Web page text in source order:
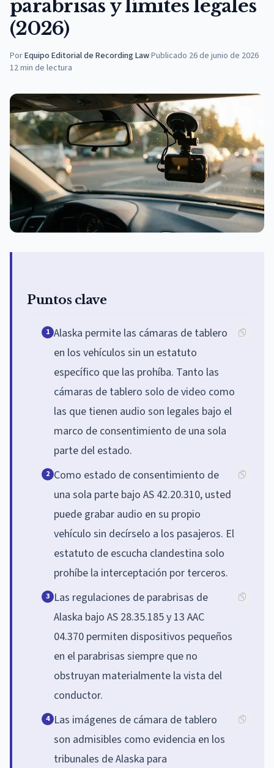
parabrisas y límites legales
(2026)
PorEquipo Editorial de Recording Law·Publicado 26 de junio de 2026
12min de lectura
Puntos clave
1 Alaska permite las cámaras de tablero
en los vehículos sin un estatuto
específico que las prohíba. Tanto las
cámaras de tablero solo de video como
las que tienen audio son legales bajo el
marco de consentimiento de una sola
parte del estado.
2 Como estado de consentimiento de
una sola parte bajo AS 42.20.310, usted
puede grabar audio en su propio
vehículo sin decírselo a los pasajeros. El
estatuto de escucha clandestina solo
prohíbe la interceptación por terceros.
3 Las regulaciones de parabrisas de
Alaska bajo AS 28.35.185 y 13 AAC
04.370 permiten dispositivos pequeños
en el parabrisas siempre que no
obstruyan materialmente la vista del
conductor.
4 Las imágenes de cámara de tablero
son admisibles como evidencia en los
tribunales de Alaska para